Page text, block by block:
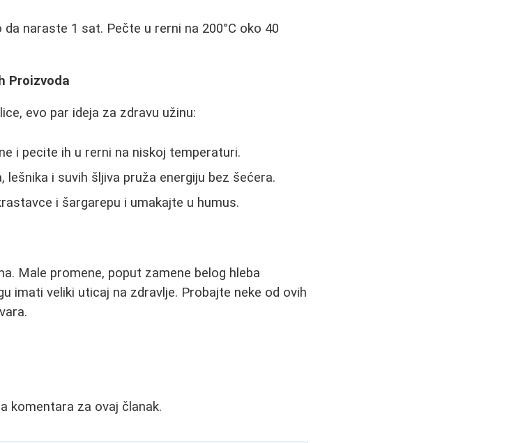
naraste 1 sat. Pečte u rerni na 200°C oko 40
Proizvoda
evo par ideja za zdravu užinu:
i pecite ih u rerni na niskoj temperaturi.
lešnika i suvih šljiva pruža energiju bez šećera.
i šargarepu i umakajte u humus.
Male promene, poput zamene belog hleba
imati veliki uticaj na zdravlje. Probajte neke od ovih
komentara za ovaj članak.